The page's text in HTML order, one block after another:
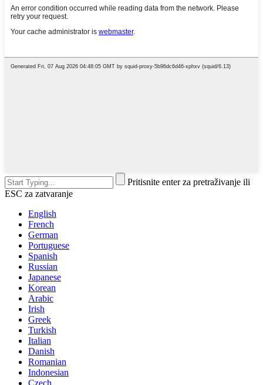
Pritisnite enter za pretraživanje ili
ESC za zatvaranje
English
French
German
Portuguese
Spanish
Russian
Japanese
Korean
Arabic
Irish
Greek
Turkish
Italian
Danish
Romanian
Indonesian